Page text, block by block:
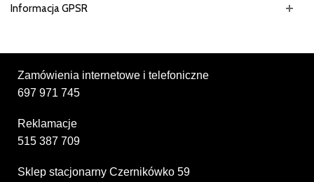
Informacja GPSR
Zamówienia internetowe i telefoniczne
697 971 745
Reklamacje
515 387 709
Sklep stacjonarny Czernikówko 59